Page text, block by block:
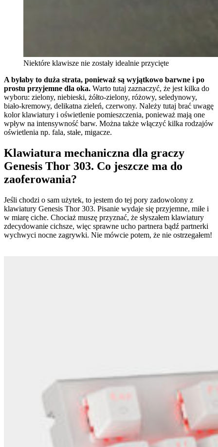
Niektóre klawisze nie zostały idealnie przycięte
A byłaby to duża strata, ponieważ są wyjątkowo barwne i po
prostu przyjemne dla oka. Warto tutaj zaznaczyć, że jest kilka do
wyboru: zielony, niebieski, żółto-zielony, różowy, seledynowy,
biało-kremowy, delikatna zieleń, czerwony. Należy tutaj brać uwagę
kolor klawiatury i oświetlenie pomieszczenia, ponieważ mają one
wpływ na intensywność barw. Można także włączyć kilka rodzajów
oświetlenia np. fala, stałe, migacze.
Klawiatura mechaniczna dla graczy
Genesis Thor 303. Co jeszcze ma do
zaoferowania?
Jeśli chodzi o sam użytek, to jestem do tej pory zadowolony z
klawiatury Genesis Thor 303. Pisanie wydaje się przyjemne, miłe i
w miarę ciche. Chociaż muszę przyznać, że słyszałem klawiatury
zdecydowanie cichsze, więc sprawne ucho partnera bądź partnerki
wychwyci nocne zagrywki. Nie mówcie potem, że nie ostrzegałem!